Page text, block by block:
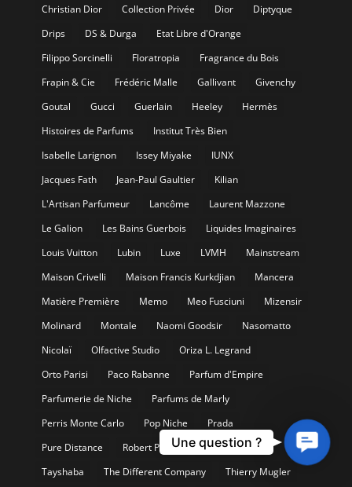
Christian Dior
Collection Privée Dior
Diptyque
Drips
DS & Durga
Etat Libre d'Orange
Filippo Sorcinelli
Floratropia
Fragrance du Bois
Frapin & Cie
Frédéric Malle Gallivant
Givenchy
Goutal
Gucci Guerlain Heeley
Hermès
Histoires de Parfums
Institut Très Bien
Isabelle Larignon
Issey Miyake
IUNX
Jacques Fath
Jean-Paul Gaultier
Kilian
L'Artisan Parfumeur
Lancôme
Laurent Mazzone
Le Galion
Les Bains Guerbois
Liquides Imaginaires
Louis Vuitton
Lubin Luxe LVMH
Mainstream
Maison Crivelli
Maison Francis Kurkdjian
Mancera
Matière Première
Memo Meo Fusciuni
Mizensir
Molinard
Montale Naomi Goodsir
Nasomatto
Nicolaï
Olfactive Studio
Oriza L. Legrand
Orto Parisi
Paco Rabanne
Parfum d'Empire
Parfumerie de Niche
Parfums de Marly
Perris Monte Carlo
Pop Niche
Prada
Pure Distance
Robert Piguet
Serge Lutens
Tayshaba
The Different Company Thierry Mugler
Contact
Une question ?